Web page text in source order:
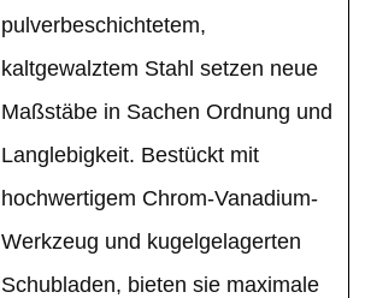
pulverbeschichtetem,
kaltgewalztem Stahl setzen neue
Maßstäbe in Sachen Ordnung und
Langlebigkeit. Bestückt mit
hochwertigem Chrom-Vanadium-
Werkzeug und kugelgelagerten
Schubladen, bieten sie maximale